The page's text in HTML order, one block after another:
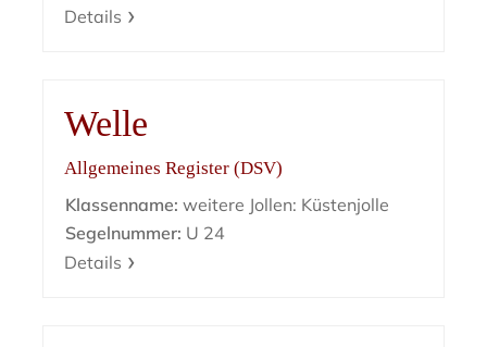
Details
Welle
Allgemeines Register (DSV)
Klassenname: weitere Jollen: Küstenjolle
Segelnummer: U 24
Details